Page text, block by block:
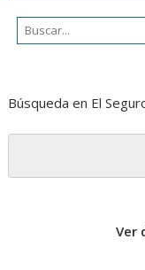
Búsqueda en El
Ver